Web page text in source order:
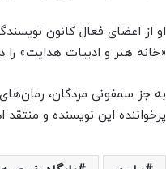
او از اعضای فعال کانون
«خانه هنر و ادبیات هدایت» را
به جز سمفونی مردگان،
پرخواننده این نویسنده و